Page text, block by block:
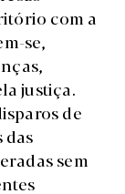
com a
se,
justiça.
de
das
sem